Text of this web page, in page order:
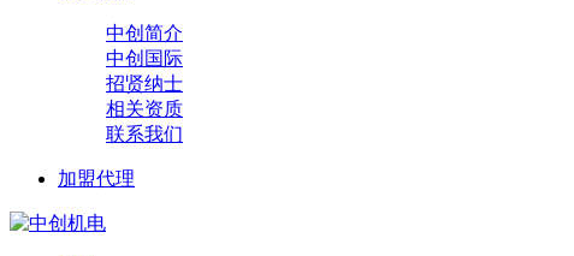
中创简介
中创国际
招贤纳士
相关资质
联系我们
加盟代理